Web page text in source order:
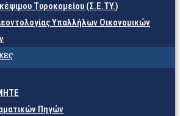
Τυροκομείου (Σ.Ε.TY.)
Υπαλλήλων Οικονομικών
Πηγών